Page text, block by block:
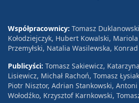
Współpracownicy: Tomasz
Kołodziejczyk, Hubert Kowalski, Mariola
Przemyłski, Natalia Wasilewska,
Publicyści: Tomasz Sakiewicz,
Lisiewicz, Michał Rachoń, Tomasz
Piotr Nisztor, Adrian Stankowski,
Wołodźko, Krzysztof Karnkowski,